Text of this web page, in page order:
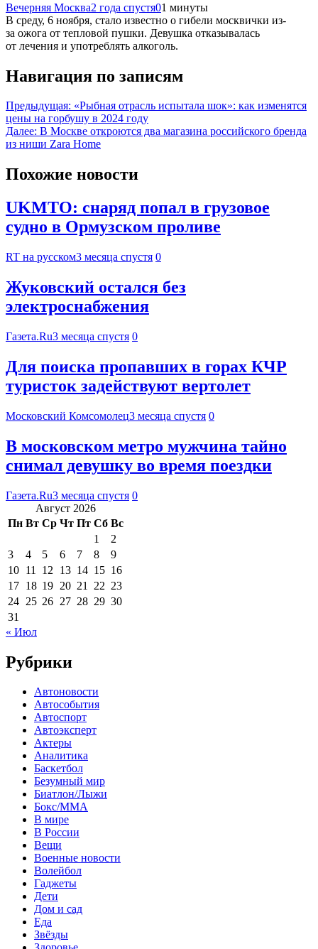
Вечерняя Москва2 года спустя01 минуты
В среду, 6 ноября, стало известно о гибели москвички из-
за ожога от тепловой пушки. Девушка отказывалась
от лечения и употреблять алкоголь.
Навигация по записям
Предыдущая: «Рыбная отрасль испытала шок»: как изменятся
цены на горбушу в 2024 году
Далее: В Москве откроются два магазина российского бренда
из ниши Zara Home
Похожие новости
UKMTO: снаряд попал в грузовое
судно в Ормузском проливе
RT на русском3 месяца спустя 0
Жуковский остался без
электроснабжения
Газета.Ru3 месяца спустя 0
Для поиска пропавших в горах КЧР
туристок задействуют вертолет
Московский Комсомолец3 месяца спустя 0
В московском метро мужчина тайно
снимал девушку во время поездки
Газета.Ru3 месяца спустя 0
Август 2026
Пн Вт Ср Чт Пт Сб Вс
1
2
3
4 5 6 7 8
9
10 11 12 13 14 15 16
17 18 19 20 21 22 23
24 25 26 27 28 29 30
31
« Июл
Рубрики
Автоновости
Автособытия
Автоспорт
Автоэксперт
Актеры
Аналитика
Баскетбол
Безумный мир
Биатлон/Лыжи
Бокс/MMA
В мире
В России
Вещи
Военные новости
Волейбол
Гаджеты
Дети
Дом и сад
Еда
Звёзды